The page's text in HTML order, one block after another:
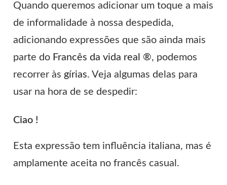
Quando queremos adicionar um toque a mais
de informalidade à nossa despedida,
adicionando expressões que são ainda mais
parte do Francês da vida real ®, podemos
recorrer às gírias. Veja algumas delas para
usar na hora de se despedir:
Ciao !
Esta expressão tem influência italiana, mas é
amplamente aceita no francês casual.